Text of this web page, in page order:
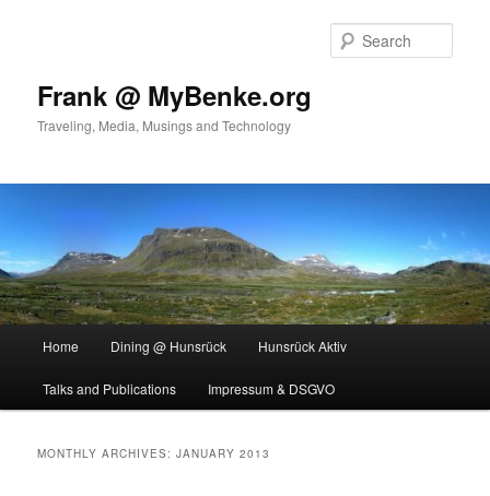
Frank @ MyBenke.org
Traveling, Media, Musings and Technology
Home Dining @ Hunsrück Hunsrück Aktiv
Talks and Publications Impressum & DSGVO
MONTHLY ARCHIVES:JANUARY 2013